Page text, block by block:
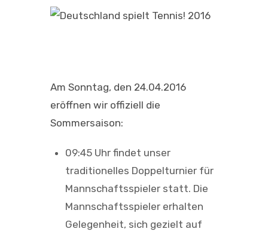
Am Sonntag, den 24.04.2016
eröffnen wir offiziell die
Sommersaison:
09:45 Uhr findet unser
traditionelles Doppelturnier für
Mannschaftsspieler statt. Die
Mannschaftsspieler erhalten
Gelegenheit, sich gezielt auf